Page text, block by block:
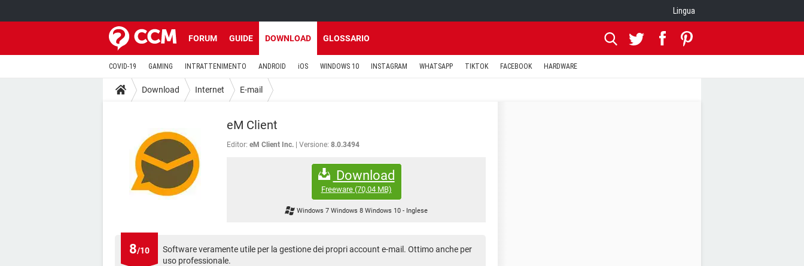
Lingua
FORUM GUIDE DOWNLOAD GLOSSARIO
COVID-19 GAMING INTRATTENIMENTO ANDROID iOS WINDOWS 10 INSTAGRAM WHATSAPP TIKTOK FACEBOOK HARDWARE
Download Internet E-mail
eM Client
Editor: eM Client Inc. Versione: 8.0.3494
Download
Freeware(70,04 MB)
Windows 7 Windows 8 Windows 10- Inglese
8/10
Software veramente utile per la gestione dei propri account e-mail. Ottimo anche per
uso professionale.